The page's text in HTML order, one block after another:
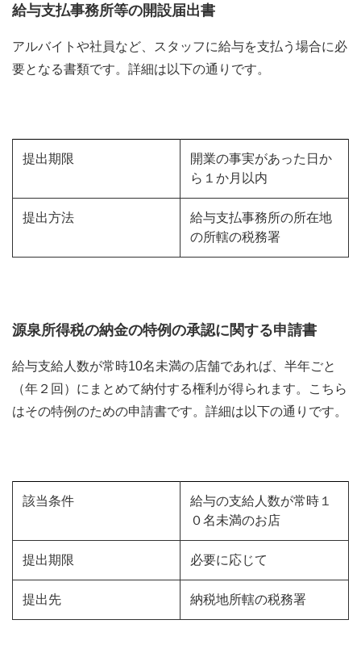
給与支払事務所等の開設届出書
アルバイトや社員など、スタッフに給与を支払う場合に必
要となる書類です。詳細は以下の通りです。
提出期限
開業の事実があった日か
ら１か月以内
提出方法
給与支払事務所の所在地
の所轄の税務署
源泉所得税の納金の特例の承認に関する申請書
給与支給人数が常時10名未満の店舗であれば、半年ごと
（年２回）にまとめて納付する権利が得られます。こちら
はその特例のための申請書です。詳細は以下の通りです。
該当条件
給与の支給人数が常時１
０名未満のお店
提出期限 必要に応じて
提出先 納税地所轄の税務署